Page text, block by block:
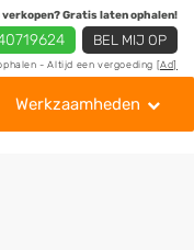
Gratis laten ophalen!
BEL MIJ OP
- Altijd een vergoeding [Ad]
Werkzaamheden